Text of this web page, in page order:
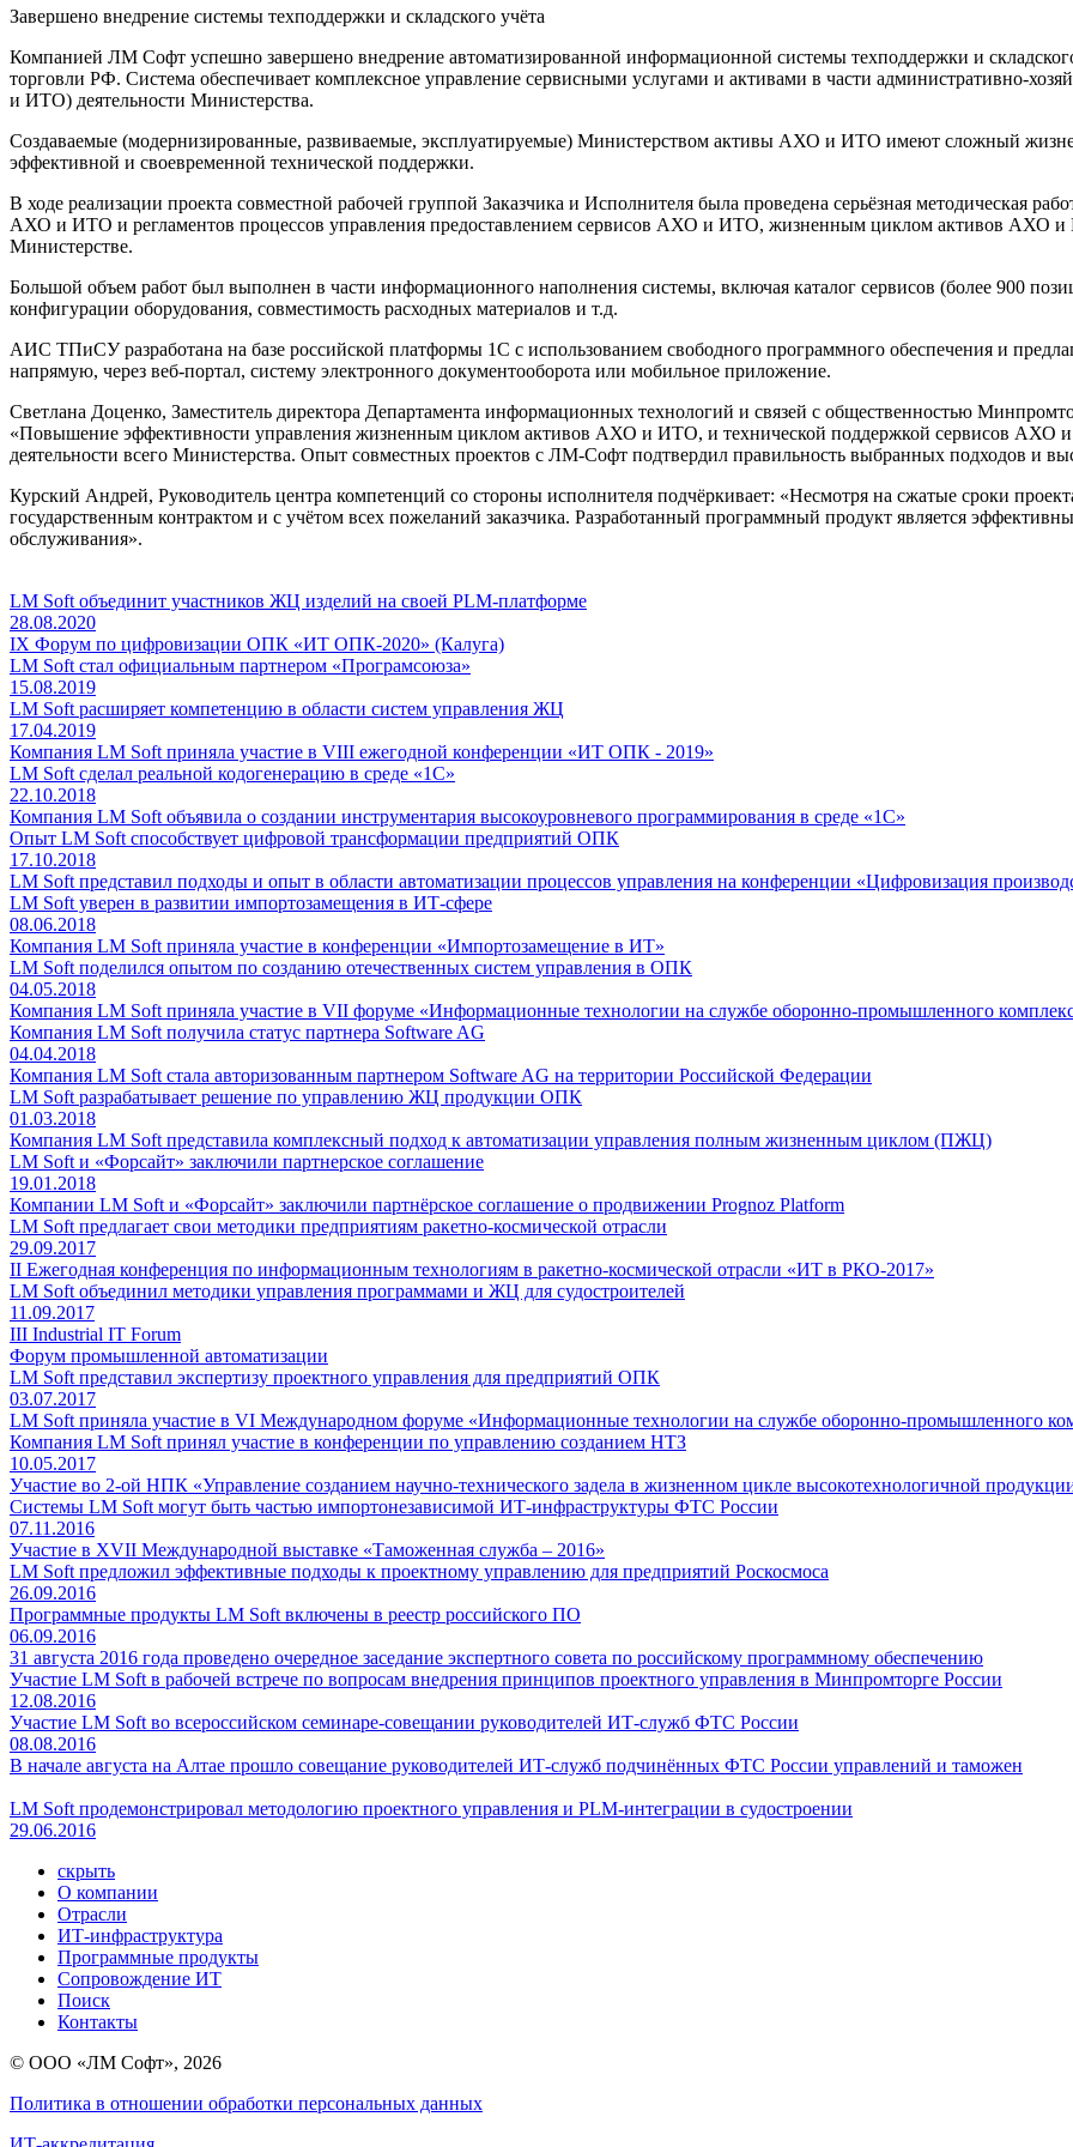
Завершено внедрение системы техподдержки и складского учёта
Компанией ЛМ Софт успешно завершено внедрение автоматизированной информационной системы техподдержки и
торговли РФ. Система обеспечивает комплексное управление сервисными услугами и активами в части административно-
и ИТО) деятельности Министерства.
Создаваемые (модернизированные, развиваемые, эксплуатируемые) Министерством активы АХО и ИТО имеют сложный
эффективной и своевременной технической поддержки.
В ходе реализации проекта совместной рабочей группой Заказчика и Исполнителя была проведена серьёзная методическая
АХО и ИТО и регламентов процессов управления предоставлением сервисов АХО и ИТО, жизненным циклом активов АХО
Министерстве.
Большой объем работ был выполнен в части информационного наполнения системы, включая каталог сервисов (более 900
конфигурации оборудования, совместимость расходных материалов и т.д.
АИС ТПиСУ разработана на базе российской платформы 1С с использованием свободного программного обеспечения и
напрямую, через веб-портал, систему электронного документооборота или мобильное приложение.
Светлана Доценко, Заместитель директора Департамента информационных технологий и связей с общественностью
«Повышение эффективности управления жизненным циклом активов АХО и ИТО, и технической поддержкой сервисов АХО
деятельности всего Министерства. Опыт совместных проектов с ЛМ-Софт подтвердил правильность выбранных подходов и
Курский Андрей, Руководитель центра компетенций со стороны исполнителя подчёркивает: «Несмотря на сжатые сроки
государственным контрактом и с учётом всех пожеланий заказчика. Разработанный программный продукт является
обслуживания».
LM Soft объединит участников ЖЦ изделий на своей PLM-платформе
28.08.2020
IX Форум по цифровизации ОПК «ИТ ОПК-2020» (Калуга)
LM Soft стал официальным партнером «Програмсоюза»
15.08.2019
LM Soft расширяет компетенцию в области систем управления ЖЦ
17.04.2019
Компания LM Soft приняла участие в VIII ежегодной конференции «ИТ ОПК - 2019»
LM Soft сделал реальной кодогенерацию в среде «1С»
22.10.2018
Компания LM Soft объявила о создании инструментария высокоуровневого программирования в среде «1С»
Опыт LM Soft способствует цифровой трансформации предприятий ОПК
17.10.2018
LM Soft представил подходы и опыт в области автоматизации процессов управления на конференции «Цифровизация
LM Soft уверен в развитии импортозамещения в ИТ-сфере
08.06.2018
Компания LM Soft приняла участие в конференции «Импортозамещение в ИТ»
LM Soft поделился опытом по созданию отечественных систем управления в ОПК
04.05.2018
Компания LM Soft приняла участие в VII форуме «Информационные технологии на службе оборонно-промышленного
Компания LM Soft получила статус партнера Software AG
04.04.2018
Компания LM Soft стала авторизованным партнером Software AG на территории Российской Федерации
LM Soft разрабатывает решение по управлению ЖЦ продукции ОПК
01.03.2018
Компания LM Soft представила комплексный подход к автоматизации управления полным жизненным циклом (ПЖЦ)
LM Soft и «Форсайт» заключили партнерское соглашение
19.01.2018
Компании LM Soft и «Форсайт» заключили партнёрское соглашение о продвижении Prognoz Platform
LM Soft предлагает свои методики предприятиям ракетно-космической отрасли
29.09.2017
II Ежегодная конференция по информационным технологиям в ракетно-космической отрасли «ИТ в РКО-2017»
LM Soft объединил методики управления программами и ЖЦ для судостроителей
11.09.2017
III Industrial IT Forum
Форум промышленной автоматизации
LM Soft представил экспертизу проектного управления для предприятий ОПК
03.07.2017
LM Soft приняла участие в VI Международном форуме «Информационные технологии на службе оборонно-промышленного
Компания LM Soft принял участие в конференции по управлению созданием НТЗ
10.05.2017
Участие во 2-ой НПК «Управление созданием научно-технического задела в жизненном цикле высокотехнологичной
Системы LM Soft могут быть частью импортонезависимой ИТ-инфраструктуры ФТС России
07.11.2016
Участие в XVII Международной выставке «Таможенная служба – 2016»
LM Soft предложил эффективные подходы к проектному управлению для предприятий Роскосмоса
26.09.2016
Программные продукты LM Soft включены в реестр российского ПО
06.09.2016
31 августа 2016 года проведено очередное заседание экспертного совета по российскому программному обеспечению
Участие LM Soft в рабочей встрече по вопросам внедрения принципов проектного управления в Минпромторге России
12.08.2016
Участие LM Soft во всероссийском семинаре-совещании руководителей ИТ-служб ФТС России
08.08.2016
В начале августа на Алтае прошло совещание руководителей ИТ-служб подчинённых ФТС России управлений и таможен
LM Soft продемонстрировал методологию проектного управления и PLM-интеграции в судостроении
29.06.2016
скрыть
О компании
Отрасли
ИТ-инфраструктура
Программные продукты
Сопровождение ИТ
Поиск
Контакты
© ООО «ЛМ Софт», 2026
Политика в отношении обработки персональных данных